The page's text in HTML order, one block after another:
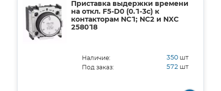
Приставка выдержки времени
на откл. F5-D0 (0.1-3с) к
контакторам NC1; NC2 и NXC
258018
Наличие: 350 шт
Под заказ: 572 шт